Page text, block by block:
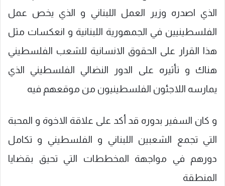
الذي اصدره وزير العمل اللبناني و الذي يخص عمل
الفلسطينيين في الجمهورية اللبنانية و انعكسات مثل
هذا القرار على الحقوق الانسانية للشعب الفلسطيني
هناك و تأثيره على الدور النضالي الفلسطيني الذي
يمارسه اللاجئون الفلسطينيون من موقعهم فيه
و كان السفير بدوره قد أكد على علاقة الاخوة و المحبة
التي تجمع الشعبين اللبناني و الفلسطيني و تكامل
دورهم في مواجهة المخططات التي تحيق بقضايا
المنطقة